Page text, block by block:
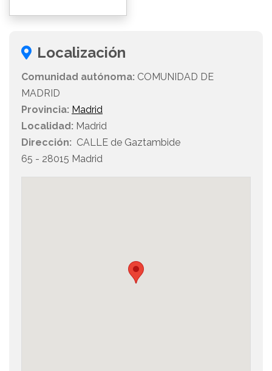
Localización
Comunidad autónoma: COMUNIDAD DE
MADRID
Provincia: Madrid
Localidad: Madrid
Dirección: CALLE de Gaztambide
65 - 28015 Madrid